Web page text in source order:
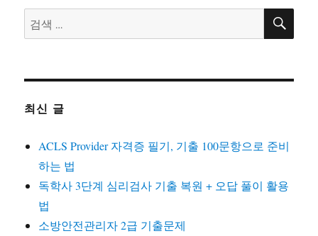
검
색:
검
최신 글
ACLS Provider 자격증 필기, 기출 100문항으로 준비
하는 법
독학사 3단계 심리검사 기출 복원 + 오답 풀이 활용
법
소방안전관리자 2급 기출문제